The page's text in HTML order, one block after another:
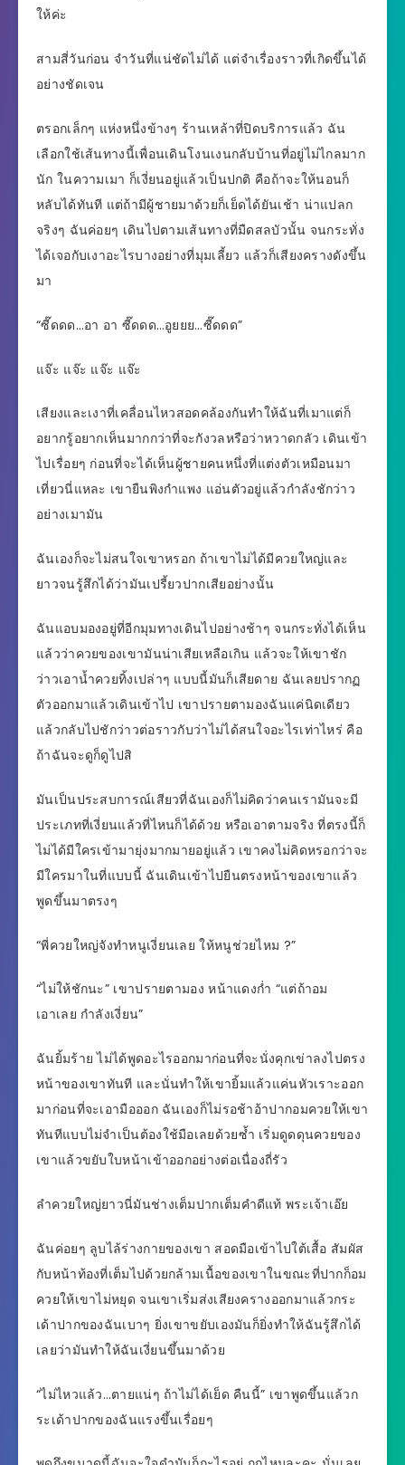
ให้ค่ะ
สามสี่วันก่อน จำวันที่แน่ชัดไม่ได้ แต่จำเรื่องราวที่เกิดขึ้นได้
อย่างชัดเจน
ตรอกเล็กๆ แห่งหนึ่งข้างๆ ร้านเหล้าที่ปิดบริการแล้ว ฉัน
เลือกใช้เส้นทางนี้เพื่อนเดินโงนเงนกลับบ้านที่อยู่ไม่ไกลมาก
นัก ในความเมา ก็เงี่ยนอยู่แล้วเป็นปกติ คือถ้าจะให้นอนก็
หลับได้ทันที แต่ถ้ามีผู้ชายมาด้วยก็เย็ดได้ยันเช้า น่าแปลก
จริงๆ ฉันค่อยๆ เดินไปตามเส้นทางที่มืดสลบัวนั้น จนกระทั่ง
ได้เจอกับเงาอะไรบางอย่างที่มุมเลี้ยว แล้วก็เสียงครางดังขึ้น
มา
“ซี๊ดดด…อา อา ซี๊ดดด…อูยยย…ซี๊ดดด”
แจ๊ะ แจ๊ะ แจ๊ะ แจ๊ะ
เสียงและเงาที่เคลื่อนไหวสอดคล้องกันทำให้ฉันที่เมาแต่ก็
อยากรู้อยากเห็นมากกว่าที่จะกังวลหรือว่าหวาดกลัว เดินเข้า
ไปเรื่อยๆ ก่อนที่จะได้เห็นผู้ชายคนหนึ่งที่แต่งตัวเหมือนมา
เที่ยวนี่แหละ เขายืนพิงกำแพง แอ่นตัวอยู่แล้วกำลังชักว่าว
อย่างเมามัน
ฉันเองก็จะไม่สนใจเขาหรอก ถ้าเขาไม่ได้มีควยใหญ่และ
ยาวจนรู้สึกได้ว่ามันเปรี้ยวปากเสียอย่างนั้น
ฉันแอบมองอยู่ที่อีกมุมทางเดินไปอย่างช้าๆ จนกระทั่งได้เห็น
แล้วว่าควยของเขามันน่าเสียเหลือเกิน แล้วจะให้เขาชัก
ว่าวเอาน้ำควยทิ้งเปล่าๆ แบบนี้มันก็เสียดาย ฉันเลยปรากฏ
ตัวออกมาแล้วเดินเข้าไป เขาปรายตามองฉันแค่นิดเดียว
แล้วกลับไปชักว่าวต่อราวกับว่าไม่ได้สนใจอะไรเท่าไหร่ คือ
ถ้าฉันจะดูก็ดูไปสิ
มันเป็นประสบการณ์เสียวที่ฉันเองก็ไม่คิดว่าคนเรามันจะมี
ประเภทที่เงี่ยนแล้วที่ไหนก็ได้ด้วย หรือเอาตามจริง ที่ตรงนี้ก็
ไม่ได้มีใครเข้ามายุ่งมากมายอยู่แล้ว เขาคงไม่คิดหรอกว่าจะ
มีใครมาในที่แบบนี้ ฉันเดินเข้าไปยืนตรงหน้าของเขาแล้ว
พูดขึ้นมาตรงๆ
“พี่ควยใหญ่จังทำหนูเงี่ยนเลย ให้หนูช่วยไหม ?”
“ไม่ให้ชักนะ” เขาปรายตามอง หน้าแดงก่ำ “แต่ถ้าอม
เอาเลย กำลังเงี่ยน”
ฉันยิ้มร้าย ไม่ได้พูดอะไรออกมาก่อนที่จะนั่งคุกเข่าลงไปตรง
หน้าของเขาทันที และนั่นทำให้เขายิ้มแล้วแค่นหัวเราะออก
มาก่อนที่จะเอามือออก ฉันเองก็ไม่รอช้าอ้าปากอมควยให้เขา
ทันทีแบบไม่จำเป็นต้องใช้มือเลยด้วยซ้ำ เริ่มดูดดุนควยของ
เขาแล้วขยับใบหน้าเข้าออกอย่างต่อเนื่องถี่รัว
ลำควยใหญ่ยาวนี่มันช่างเต็มปากเต็มคำดีแท้ พระเจ้าเอ๊ย
ฉันค่อยๆ ลูบไล้ร่างกายของเขา สอดมือเข้าไปใต้เสื้อ สัมผัส
กับหน้าท้องที่เต็มไปด้วยกล้ามเนื้อของเขาในขณะที่ปากก็อม
ควยให้เขาไม่หยุด จนเขาเริ่มส่งเสียงครางออกมาแล้วกระ
เด้าปากของฉันเบาๆ ยิ่งเขาขยับเองมันก็ยิ่งทำให้ฉันรู้สึกได้
เลยว่ามันทำให้ฉันเงี่ยนขึ้นมาด้วย
“ไม่ไหวแล้ว…ตายแน่ๆ ถ้าไม่ได้เย็ด คืนนี้” เขาพูดขึ้นแล้วก
ระเด้าปากของฉันแรงขึ้นเรื่อยๆ